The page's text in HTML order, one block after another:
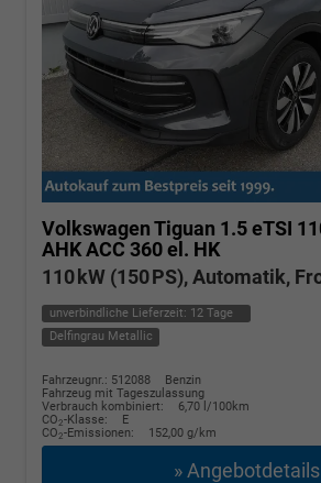
Volkswagen Tiguan 1.5 eTSI
AHK ACC 360 el. HK
110 kW (150 PS), Automatik,
unverbindliche Lieferzeit: 12 Tage
Delfingrau Metallic
Fahrzeugnr.: 512088
Benzin
Fahrzeug mit Tageszulassung
Verbrauch kombiniert:
6,70 l/100km
CO2-Klasse:
E
CO2-Emissionen: 152,00 g/km
» Angebotdetails